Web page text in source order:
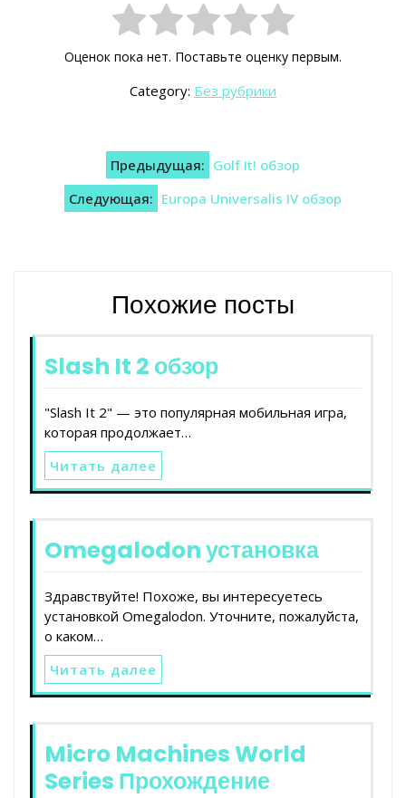
Оценок пока нет. Поставьте оценку первым.
Category: Без рубрики
Навигация
записям
Предыдущая: Golf It! обзор
Следующая: Europa Universalis IV обзор
Похожие посты
Slash It 2 обзор
"Slash It 2" — это популярная мобильная игра,
которая продолжает…
Читать далее
Omegalodon установка
Здравствуйте! Похоже, вы интересуетесь
установкой Omegalodon. Уточните, пожалуйста,
о каком…
Читать далее
Micro Machines World
Series Прохождение